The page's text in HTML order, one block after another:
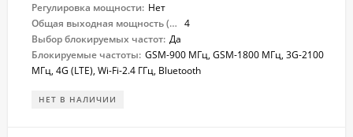
Регулировка мощности: Нет
Общая выходная мощность (Вт): 4
Выбор блокируемых частот: Да
Блокируемые частоты: GSM-900 МГц, GSM-1800 МГц, 3G-2100
МГц, 4G (LTE), Wi-Fi-2.4 ГГц, Bluetooth
НЕТ В НАЛИЧИИ